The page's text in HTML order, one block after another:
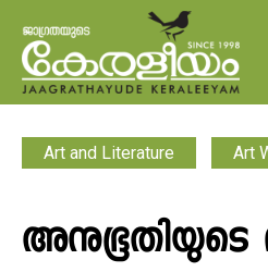
Art and Literature Art